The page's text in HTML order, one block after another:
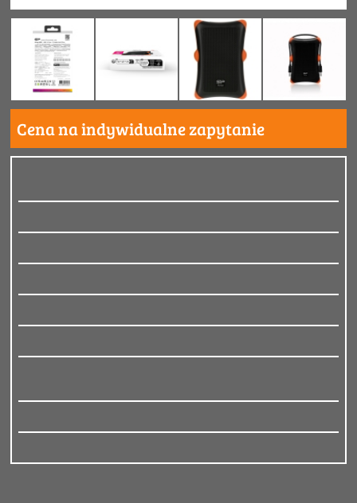
Cena na indywidualne zapytanie